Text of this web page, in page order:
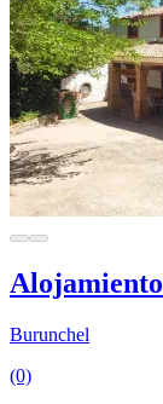
Burunchel
(0)